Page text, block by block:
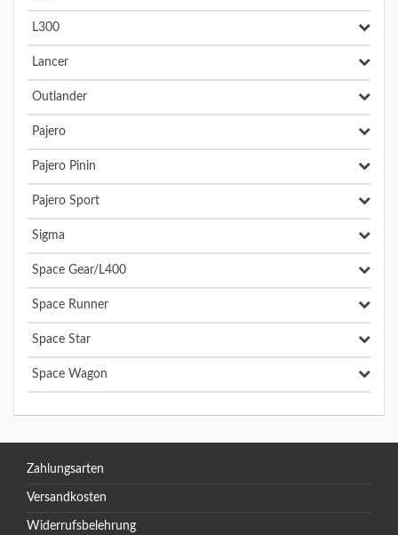
L300
Lancer
Outlander
Pajero
Pajero Pinin
Pajero Sport
Sigma
Space Gear/L400
Space Runner
Space Star
Space Wagon
Zahlungsarten
Versandkosten
Widerrufsbelehrung